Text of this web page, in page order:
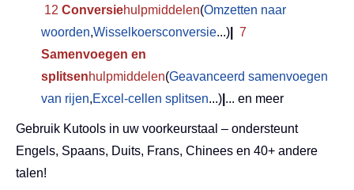
12 Conversiehulpmiddelen(Omzetten naar
woorden,Wisselkoersconversie...)
7
Samenvoegen en
splitsenhulpmiddelen(Geavanceerd samenvoegen
van rijen,Excel-cellen splitsen...) ... en meer
Gebruik Kutools in uw voorkeurstaal – ondersteunt
Engels, Spaans, Duits, Frans, Chinees en 40+ andere
talen!